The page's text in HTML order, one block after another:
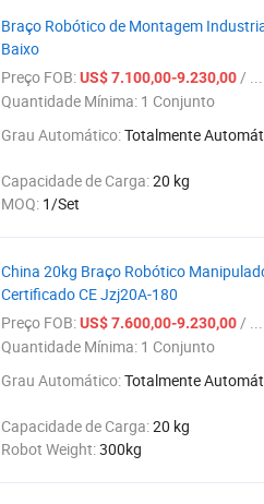
Braço Robótico de Montagem
Baixo
Preço FOB:US$ 7.100,00-9.230,00/ ...
Quantidade Mínima: 1 Conjunto
Grau Automático:Totalmente
Capacidade de Carga:20 kg
MOQ: 1/Set
China 20kg Braço Robótico
Certificado CE Jzj20A-180
Preço FOB:US$ 7.600,00-9.230,00/ ...
Quantidade Mínima: 1 Conjunto
Grau Automático:Totalmente
Capacidade de Carga:20 kg
Robot Weight:300kg